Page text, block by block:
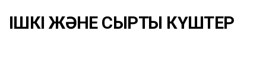
ІШКІ ЖӘНЕ СЫРТҚЫ КҮШТЕР